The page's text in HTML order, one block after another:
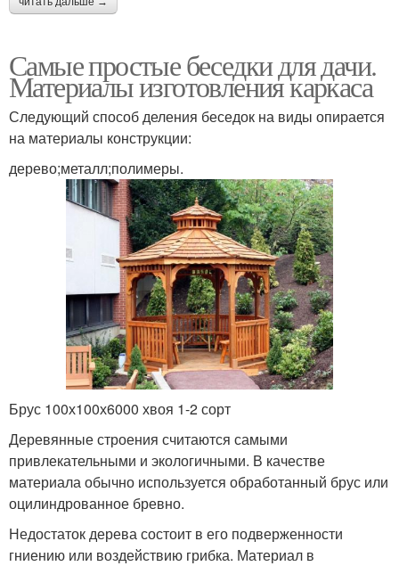
Самые простые беседки для дачи.
Материалы изготовления каркаса
Следующий способ деления беседок на виды опирается
на материалы конструкции:
дерево;металл;полимеры.
Брус 100х100х6000 хвоя 1-2 сорт
Деревянные строения считаются самыми
привлекательными и экологичными. В качестве
материала обычно используется обработанный брус или
оцилиндрованное бревно.
Недостаток дерева состоит в его подверженности
гниению или воздействию грибка. Материал в